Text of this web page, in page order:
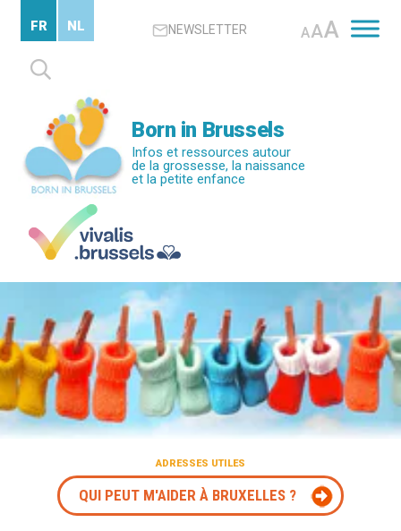
contenu
principal
NEWSLETTER AAA
Rechercher :
FR NL
Born in Brussels
Infos et ressources autour
de la grossesse, la naissance
et la petite enfance
ADRESSES UTILES
QUI PEUT M'AIDER À BRUXELLES ?